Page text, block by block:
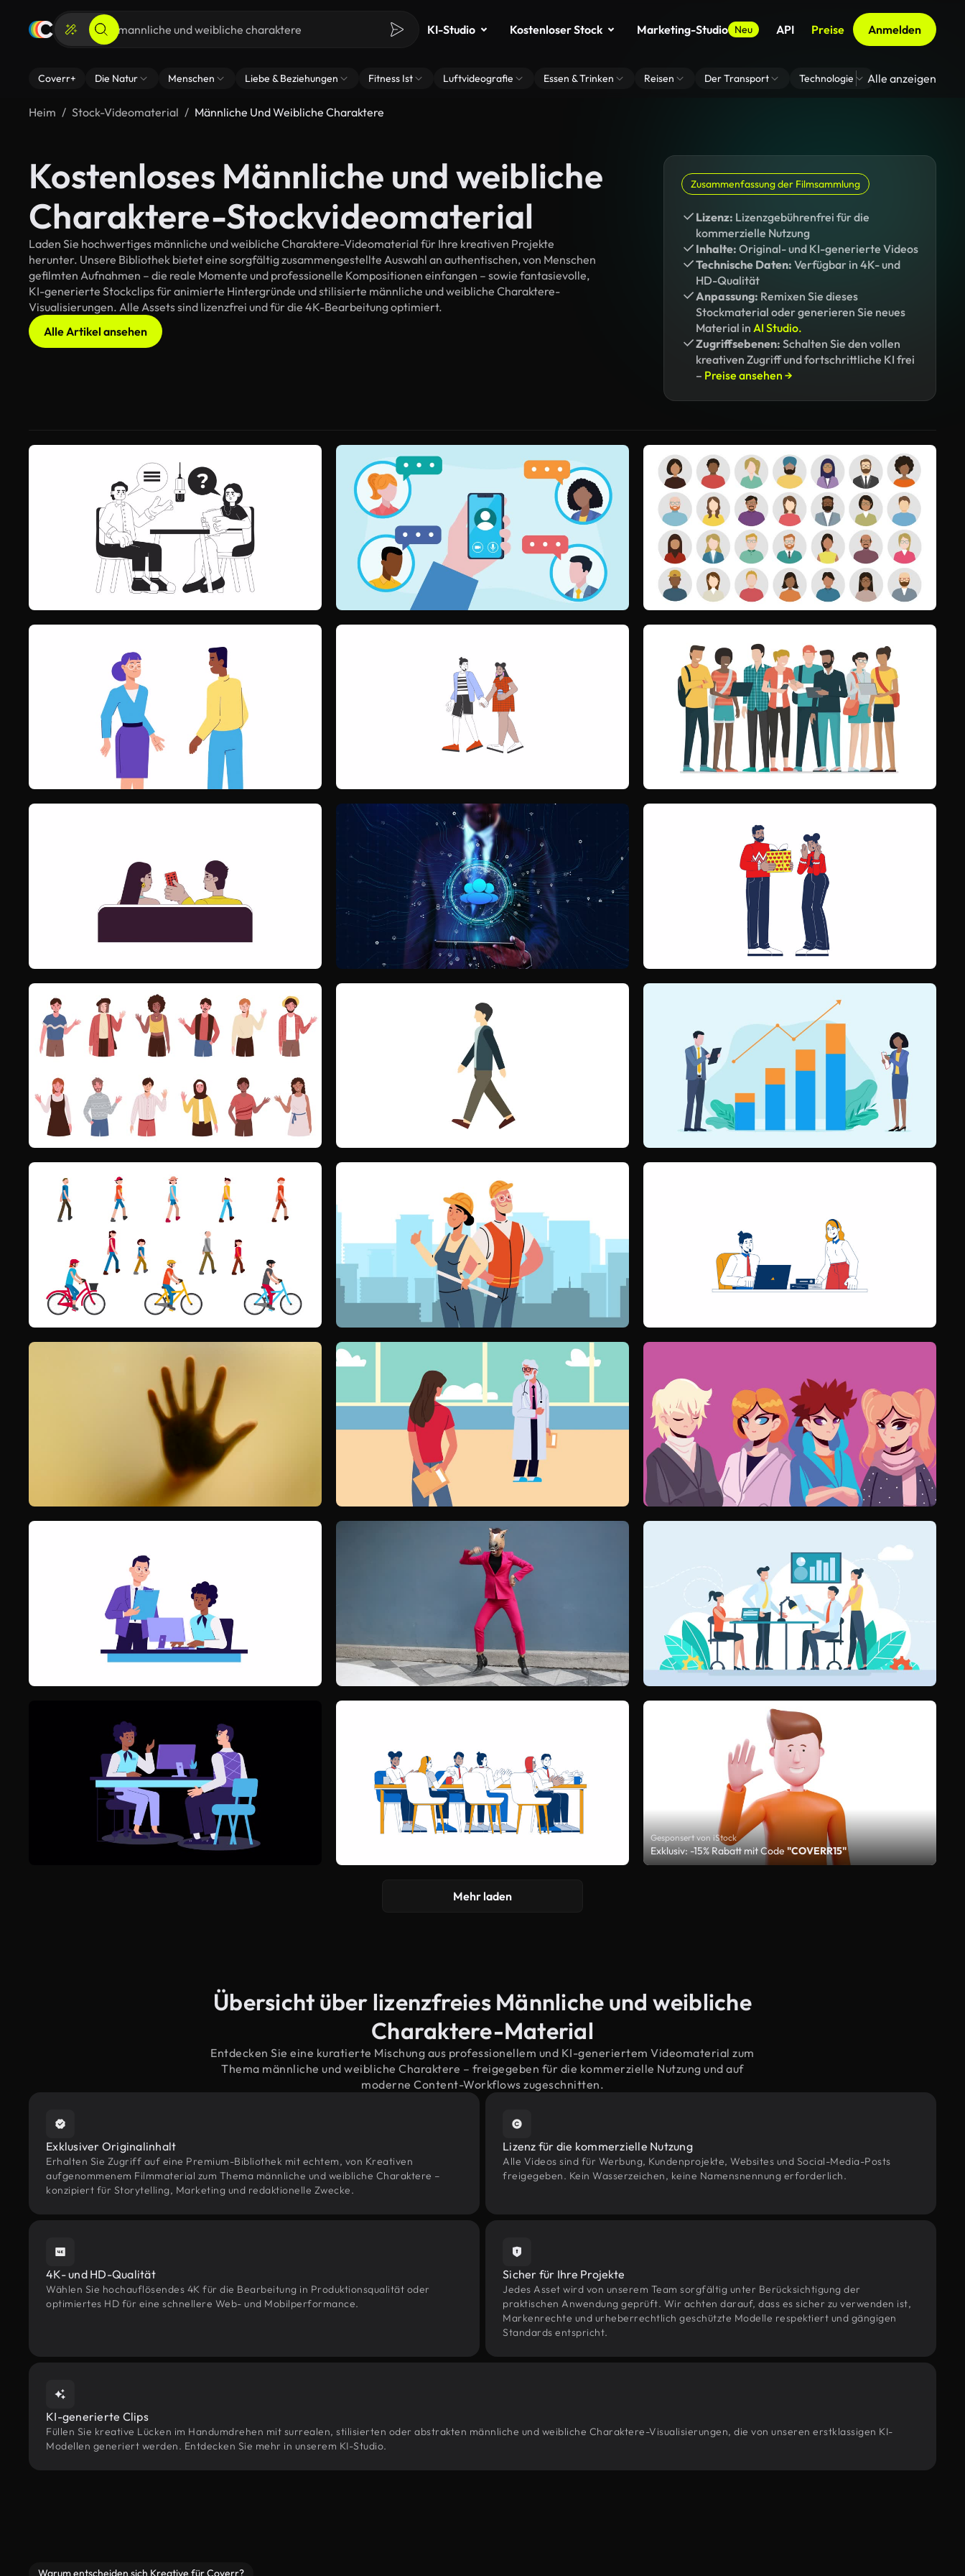
KI-Studio Kostenloser Stock Marketing-Studio Neu API Preise Anmelden
Coverr+ Die Natur Menschen Liebe & Beziehungen Fitness Ist Luftvideografie Essen & Trinken Reisen Der Transport Technologie Zoom Virtuelle
Alle anzeigen
Heim Stock-Videomaterial Männliche Und Weibliche Charaktere
Kostenloses Männliche und weibliche
Charaktere-Stockvideomaterial
Laden Sie hochwertiges männliche und weibliche Charaktere-Videomaterial für Ihre kreativen Projekte
herunter. Unsere Bibliothek bietet eine sorgfältig zusammengestellte Auswahl an authentischen, von Menschen
gefilmten Aufnahmen – die reale Momente und professionelle Kompositionen einfangen – sowie fantasievolle,
KI-generierte Stockclips für animierte Hintergründe und stilisierte männliche und weibliche Charaktere-
Visualisierungen. Alle Assets sind lizenzfrei und für die 4K-Bearbeitung optimiert.
Alle Artikel ansehen
Zusammenfassung der Filmsammlung
Lizenz: Lizenzgebührenfrei für die
kommerzielle Nutzung
Inhalte: Original- und KI-generierte Videos
Technische Daten: Verfügbar in 4K- und
HD-Qualität
Anpassung: Remixen Sie dieses
Stockmaterial oder generieren Sie neues
Material in AI Studio.
Zugriffsebenen: Schalten Sie den vollen
kreativen Zugriff und fortschrittliche KI frei
– Preise ansehen →
Gesponsert von iStock
Exklusiv: -15% Rabatt mit Code"COVERR15"
Mehr laden
Übersicht über lizenzfreies Männliche und weibliche
Charaktere-Material
Entdecken Sie eine kuratierte Mischung aus professionellem und KI-generiertem Videomaterial zum
Thema männliche und weibliche Charaktere – freigegeben für die kommerzielle Nutzung und auf
moderne Content-Workflows zugeschnitten.
Exklusiver Originalinhalt
Erhalten Sie Zugriff auf eine Premium-Bibliothek mit echtem, von Kreativen
aufgenommenem Filmmaterial zum Thema männliche und weibliche Charaktere –
konzipiert für Storytelling, Marketing und redaktionelle Zwecke.
Lizenz für die kommerzielle Nutzung
Alle Videos sind für Werbung, Kundenprojekte, Websites und Social-Media-Posts
freigegeben. Kein Wasserzeichen, keine Namensnennung erforderlich.
4K- und HD-Qualität
Wählen Sie hochauflösendes 4K für die Bearbeitung in Produktionsqualität oder
optimiertes HD für eine schnellere Web- und Mobilperformance.
Sicher für Ihre Projekte
Jedes Asset wird von unserem Team sorgfältig unter Berücksichtigung der
praktischen Anwendung geprüft. Wir achten darauf, dass es sicher zu verwenden ist,
Markenrechte und urheberrechtlich geschützte Modelle respektiert und gängigen
Standards entspricht.
KI-generierte Clips
Füllen Sie kreative Lücken im Handumdrehen mit surrealen, stilisierten oder abstrakten männliche und weibliche Charaktere-Visualisierungen, die von unseren erstklassigen KI-
Modellen generiert werden. Entdecken Sie mehr in unserem KI-Studio.
Warum entscheiden sich Kreative für Coverr?